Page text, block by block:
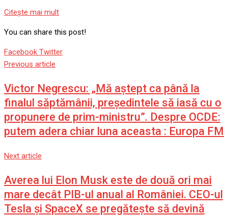
Citeşte mai mult
You can share this post!
Facebook TwitterGoogle+
LinkedIn
Whatsapp
StumbleUpon
Tumblr
Pinterest
Reddit
Share
Print
Previous article
Victor Negrescu: „Mă aștept ca până la
finalul săptămânii, președintele să iasă cu o
propunere de prim-ministru”. Despre OCDE:
putem adera chiar luna aceasta : Europa FM
Next article
Averea lui Elon Musk este de două ori mai
mare decât PIB-ul anual al României. CEO-ul
Tesla și SpaceX se pregătește să devină